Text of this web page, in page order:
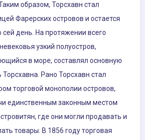
образом, Торсхавн стал
Фарерских островов и остается
сей день. На протяжении всего
узкий полуостров,
в море, составлял основную
Торсхавна. Рано Торсхавн стал
торговой монополии островов,
единственным законным местом
где они могли продавать и
товары. В 1856 году торговая